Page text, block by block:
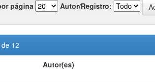
página Autor/Registro:
12
Autor(es)